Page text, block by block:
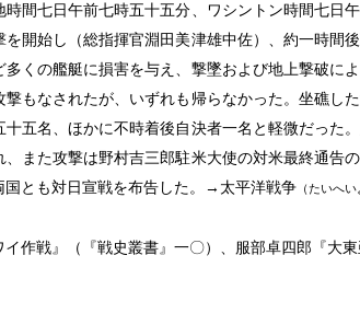
時間七日午前七時五十五分、ワシントン時間七
開始し（総指揮官淵田美津雄中佐）、約一時間
くの艦艇に損害を与え、撃墜および地上撃破に
もなされたが、いずれも帰らなかった。坐礁し
五名、ほかに不時着後自決者一名と軽微だった
また攻撃は野村吉三郎駐米大使の対米最終通告
国とも対日宣戦を布告した。→太平洋戦争（たいへい
作戦』（『戦史叢書』一〇）、服部卓四郎『大東